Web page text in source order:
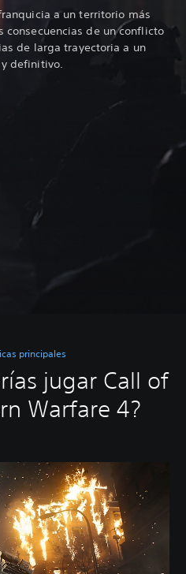
a un territorio más
consecuencias de un conflicto
de larga trayectoria a un
definitivo.
principales
jugar Call of
Warfare 4?